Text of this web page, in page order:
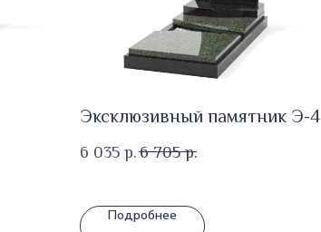
Эксклюзивный памятник Э-4
6 035 р. 6 705 р.
Подробнее